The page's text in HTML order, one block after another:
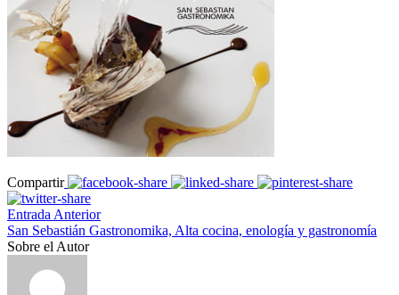
Compartir
Entrada Anterior
San Sebastián Gastronomika, Alta cocina, enología y gastronomía
Sobre el Autor